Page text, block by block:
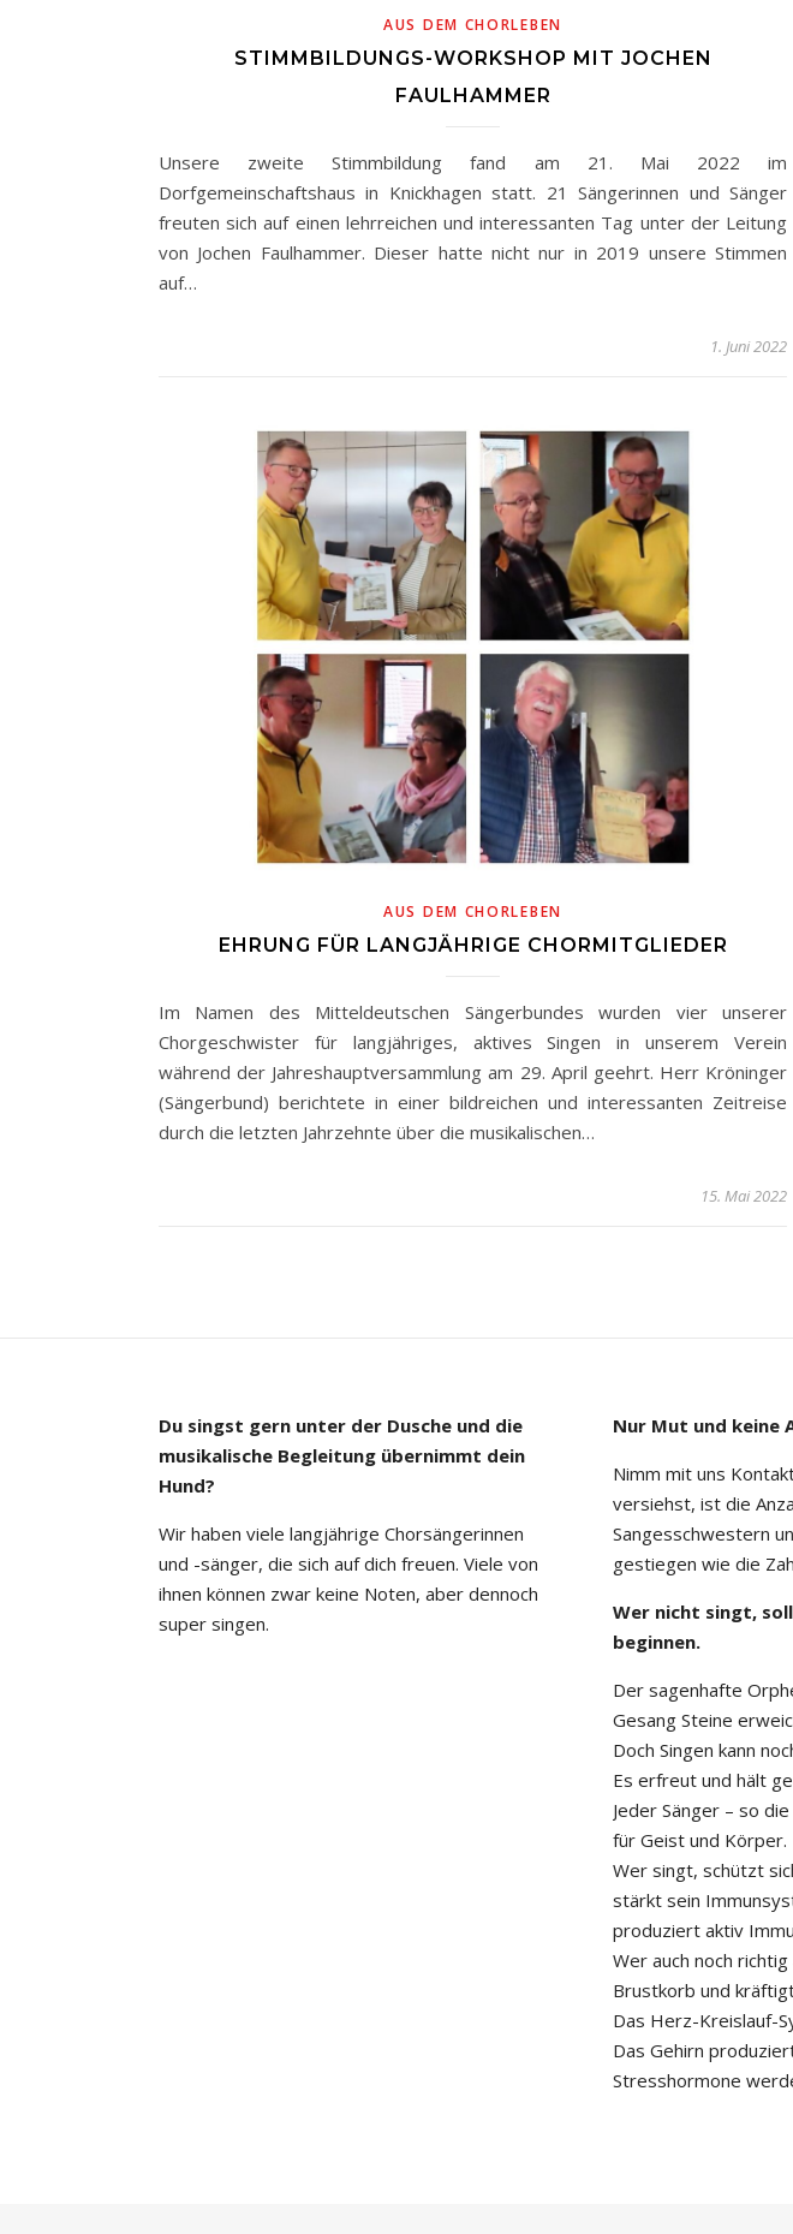
AUS DEM CHORLEBEN
STIMMBILDUNGS-WORKSHOP MIT JOCHEN
FAULHAMMER
Unsere zweite Stimmbildung fand am 21. Mai 2022 im
Dorfgemeinschaftshaus in Knickhagen statt. 21 Sängerinnen und Sänger
freuten sich auf einen lehrreichen und interessanten Tag unter der Leitung
von Jochen Faulhammer. Dieser hatte nicht nur in 2019 unsere Stimmen
auf…
1. Juni 2022
AUS DEM CHORLEBEN
EHRUNG FÜR LANGJÄHRIGE CHORMITGLIEDER
Im Namen des Mitteldeutschen Sängerbundes wurden vier unserer
Chorgeschwister für langjähriges, aktives Singen in unserem Verein
während der Jahreshauptversammlung am 29. April geehrt. Herr Kröninger
(Sängerbund) berichtete in einer bildreichen und interessanten Zeitreise
durch die letzten Jahrzehnte über die musikalischen…
15. Mai 2022
Du singst gern unter der Dusche und die
musikalische Begleitung übernimmt dein
Hund?
Wir haben viele langjährige Chorsängerinnen
und -sänger, die sich auf dich freuen. Viele von
ihnen können zwar keine Noten, aber dennoch
super singen.
Nur Mut und keine
Nimm mit uns
versiehst, ist die
Sangesschwestern
gestiegen wie die
Wer nicht singt,
beginnen.
Der sagenhafte
Gesang Steine
Doch Singen kann
Es erfreut und hält
Jeder Sänger – so
für Geist und Körper.
Wer singt, schützt
stärkt sein
produziert aktiv
Wer auch noch
Brustkorb und
Das Herz-Kreislauf-
Das Gehirn
Stresshormone